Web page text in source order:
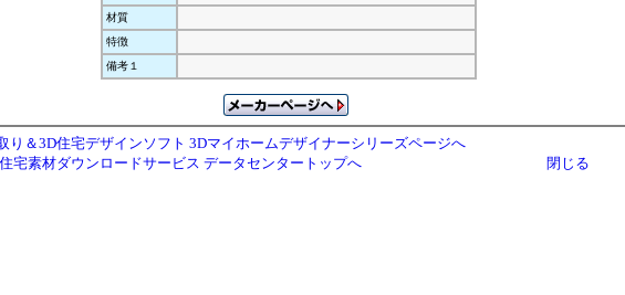
材質
特徴
備考１
り＆3D住宅デザインソフト 3Dマイホームデザイナーシリーズページへ
宅素材ダウンロードサービス データセンタートップへ
閉じる